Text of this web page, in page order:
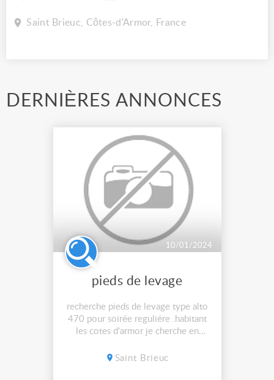
Saint Brieuc, Côtes-d'Armor, France
DERNIÈRES ANNONCES
10/01/2024
pieds de levage
recherche pieds de levage type alto
470 pour soirée reguliére .habitant
les cotes d'armor je cherche en
Saint Brieuc